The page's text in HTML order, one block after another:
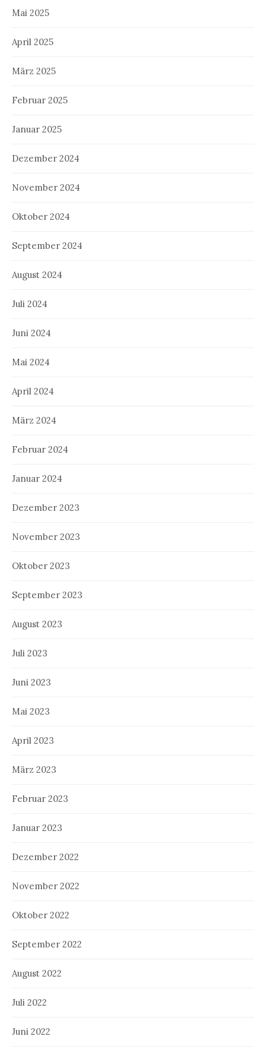
Mai 2025
April 2025
März 2025
Februar 2025
Januar 2025
Dezember 2024
November 2024
Oktober 2024
September 2024
August 2024
Juli 2024
Juni 2024
Mai 2024
April 2024
März 2024
Februar 2024
Januar 2024
Dezember 2023
November 2023
Oktober 2023
September 2023
August 2023
Juli 2023
Juni 2023
Mai 2023
April 2023
März 2023
Februar 2023
Januar 2023
Dezember 2022
November 2022
Oktober 2022
September 2022
August 2022
Juli 2022
Juni 2022